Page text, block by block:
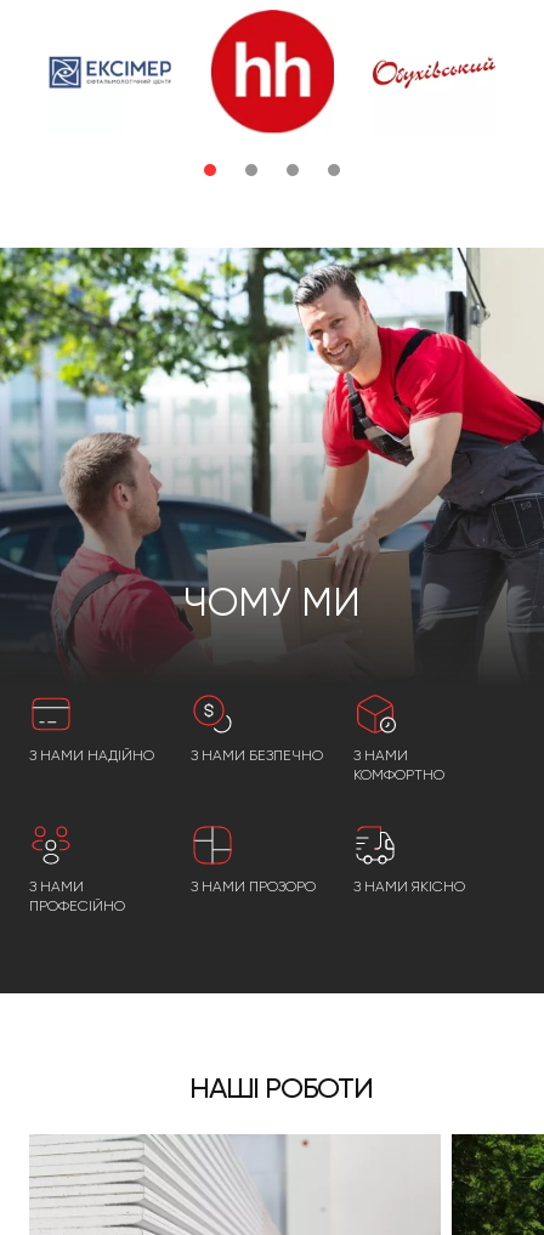
ЧОМУ МИ
З НАМИ НАДІЙНО З НАМИ БЕЗПЕЧНО
З НАМИ
КОМФОРТНО
З НАМИ
ПРОФЕСІЙНО
З НАМИ ПРОЗОРО З НАМИ ЯКІСНО
НАШІ РОБОТИ